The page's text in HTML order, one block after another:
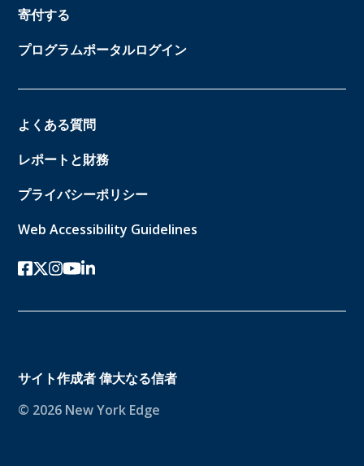
寄付する
プログラムポータルログイン
よくある質問
レポートと財務
プライバシーポリシー
Web Accessibility Guidelines
フェイスブック
ツイッターx
インスタグラム
ユーチューブ
リンクトイン
サイト作成者偉大なる信者
© 2026 New York Edge